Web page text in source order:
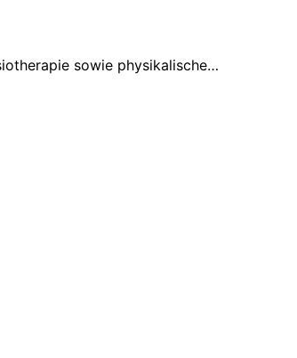
sowie physikalische…